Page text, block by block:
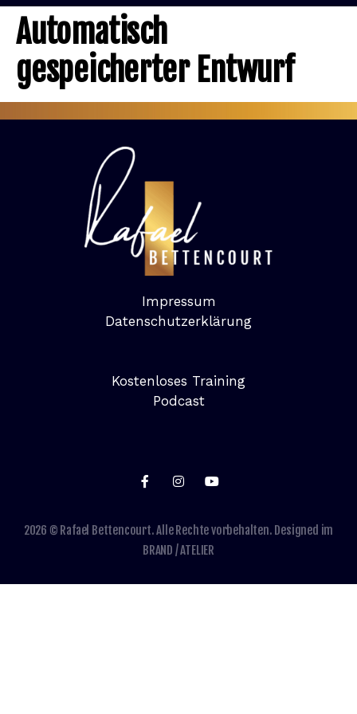
Automatisch
gespeicherter Entwurf
Impressum
Datenschutzerklärung
Kostenloses Training
Podcast
2026 © Rafael Bettencourt. Alle Rechte vorbehalten. Designed im
BRAND / ATELIER